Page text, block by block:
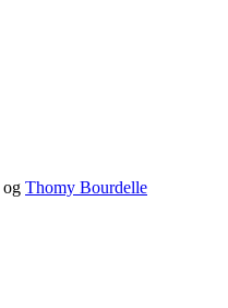
og Thomy Bourdelle